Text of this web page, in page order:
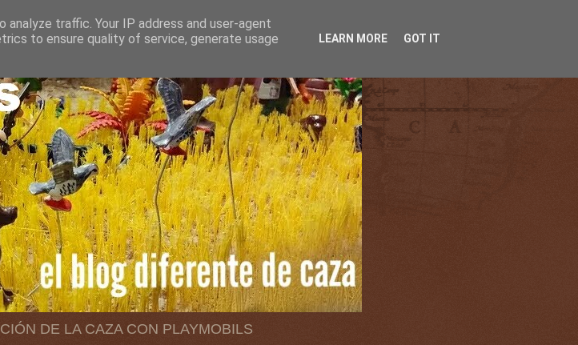
DE LA CAZA CON PLAYMOBILS
traffic. Your IP address and user-agent
to ensure quality of service, generate usage
LEARN MORE GOT IT